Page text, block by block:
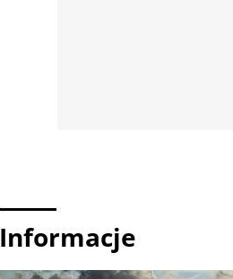
Informacje